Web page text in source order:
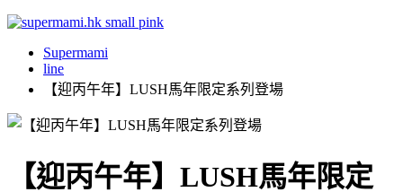
Supermami
line
【迎丙午年】LUSH馬年限定系列登場
【迎丙午年】LUSH馬年限定